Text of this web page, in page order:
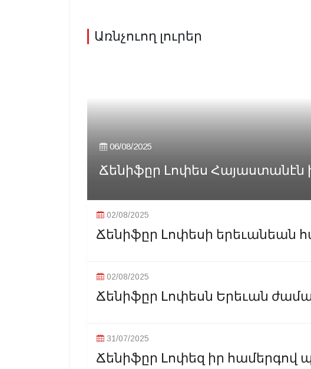
Առնչուող լուրեր
06/08/2025
Ճենիֆըր Լոփես Հայաստանէն
02/08/2025
Ճենիֆըր Լոփեսի երեւանեան
02/08/2025
Ճենիֆըր Լոփեսն Երեւան
31/07/2025
Ճենիֆըր Լոփեզ իր համերգով